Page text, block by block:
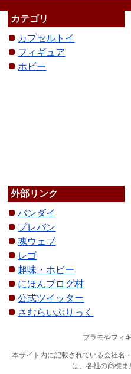
カテゴリ
カプセルトイ
フィギュア
ホビー
外部リンク
バンダイ
プレバン
魂ウェブ
レゴ
趣味・ホビー
にほんブログ村
公式ツイッター
さむらいぶりっく
プラモやフィ
本サイト内に記載されている会社名
は、各社の商標ま